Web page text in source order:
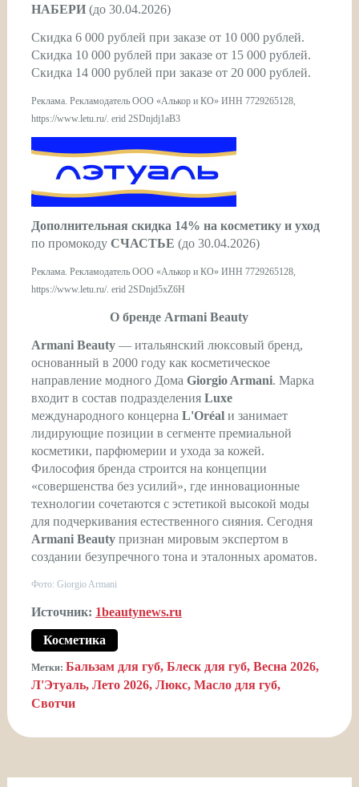
НАБЕРИ(до 30.04.2026)
Скидка 6 000 рублей при заказе от 10 000 рублей.
Скидка 10 000 рублей при заказе от 15 000 рублей.
Скидка 14 000 рублей при заказе от 20 000 рублей.
Реклама. Рекламодатель ООО «Алькор и КО» ИНН 7729265128,
https://www.letu.ru/. erid 2SDnjdj1aB3
Дополнительная скидка 14% на косметику и уход
по промокоду СЧАСТЬЕ (до 30.04.2026)
Реклама. Рекламодатель ООО «Алькор и КО» ИНН 7729265128,
https://www.letu.ru/. erid 2SDnjd5xZ6H
О бренде Armani Beauty
Armani Beauty— итальянский люксовый бренд,
основанный в 2000 году как косметическое
направление модного Дома Giorgio Armani. Марка
входит в состав подразделения Luxe
международного концерна L'Oréalи занимает
лидирующие позиции в сегменте премиальной
косметики, парфюмерии и ухода за кожей.
Философия бренда строится на концепции
«совершенства без усилий», где инновационные
технологии сочетаются с эстетикой высокой моды
для подчеркивания естественного сияния. Сегодня
Armani Beautyпризнан мировым экспертом в
создании безупречного тона и эталонных ароматов.
Фото: Giorgio Armani
Источник: 1beautynews.ru
Косметика
Метки: Бальзам для губ Блеск для губ Весна 2026
Л'Этуаль Лето 2026 Люкс Масло для губ
Свотчи